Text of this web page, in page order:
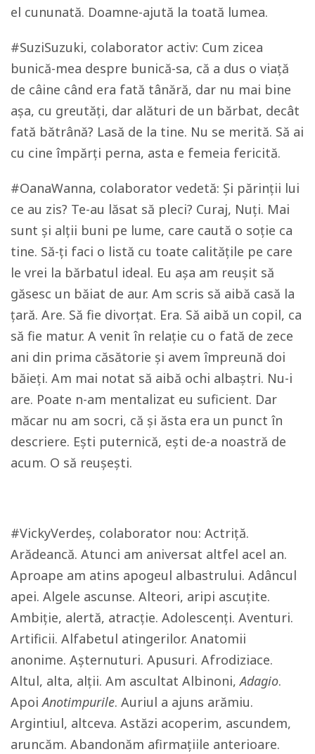
el cununată. Doamne-ajută la toată lumea.
#SuziSuzuki, colaborator activ: Cum zicea
bunică-mea despre bunică-sa, că a dus o viață
de câine când era fată tânără, dar nu mai bine
așa, cu greutăți, dar alături de un bărbat, decât
fată bătrână? Lasă de la tine. Nu se merită. Să ai
cu cine împărți perna, asta e femeia fericită.
#OanaWanna, colaborator vedetă: Și părinții lui
ce au zis? Te-au lăsat să pleci? Curaj, Nuți. Mai
sunt și alții buni pe lume, care caută o soție ca
tine. Să-ți faci o listă cu toate calitățile pe care
le vrei la bărbatul ideal. Eu așa am reușit să
găsesc un băiat de aur. Am scris să aibă casă la
țară. Are. Să fie divorțat. Era. Să aibă un copil, ca
să fie matur. A venit în relație cu o fată de zece
ani din prima căsătorie și avem împreună doi
băieți. Am mai notat să aibă ochi albaștri. Nu-i
are. Poate n-am mentalizat eu suficient. Dar
măcar nu am socri, că și ăsta era un punct în
descriere. Ești puternică, ești de-a noastră de
acum. O să reușești.
#VickyVerdeș, colaborator nou: Actriță.
Arădeancă. Atunci am aniversat altfel acel an.
Aproape am atins apogeul albastrului. Adâncul
apei. Algele ascunse. Alteori, aripi ascuțite.
Ambiție, alertă, atracție. Adolescenți. Aventuri.
Artificii. Alfabetul atingerilor. Anatomii
anonime. Așternuturi. Apusuri. Afrodiziace.
Altul, alta, alții. Am ascultat Albinoni,Adagio.
ApoiAnotimpurile. Auriul a ajuns arămiu.
Argintiul, altceva. Astăzi acoperim, ascundem,
aruncăm. Abandonăm afirmațiile anterioare.